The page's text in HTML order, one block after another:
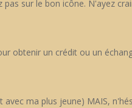
sur le bon icône. N'ayez
obtenir un crédit ou un
ma plus jeune) MAIS,